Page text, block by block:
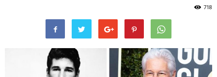
718